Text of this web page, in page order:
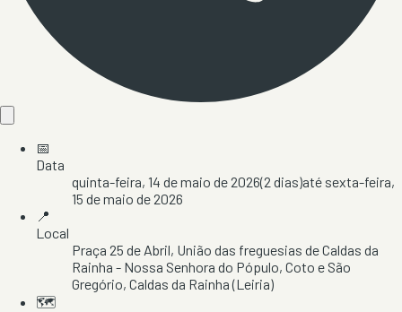
📅
Data
quinta-feira, 14 de maio de 2026(2 dias)até sexta-feira,
15 de maio de 2026
📍
Local
Praça 25 de Abril, União das freguesias de Caldas da
Rainha - Nossa Senhora do Pópulo, Coto e São
Gregório, Caldas da Rainha(Leiria)
🗺️